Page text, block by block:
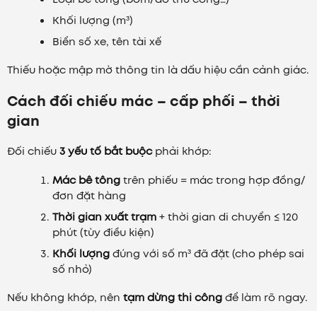
Khối lượng (m³)
Biển số xe, tên tài xế
Thiếu hoặc mập mờ thông tin là dấu hiệu cần cảnh giác.
Cách đối chiếu mác – cấp phối – thời
gian
Đối chiếu3 yếu tố bắt buộcphải khớp:
Mác bê tôngtrên phiếu = mác trong hợp đồng/
đơn đặt hàng
Thời gian xuất trạm+ thời gian di chuyển ≤ 120
phút (tùy điều kiện)
Khối lượngđúng với số m³ đã đặt (cho phép sai
số nhỏ)
Nếu không khớp, nên tạm dừng thi côngđể làm rõ ngay.